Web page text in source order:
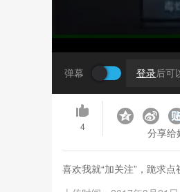
弹幕 登录后可
4 分享给
喜欢我就“加关注”，跪求